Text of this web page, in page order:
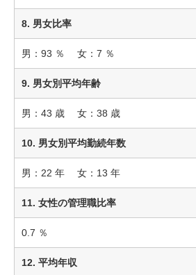
8. 男女比率
男：93 ％ 女：7 ％
9. 男女別平均年齢
男：43 歳 女：38 歳
10. 男女別平均勤続年数
男：22 年 女：13 年
11. 女性の管理職比率
0.7 ％
12. 平均年収